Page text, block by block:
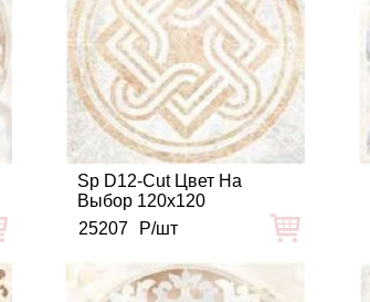
Sp D12-Cut Цвет На
Выбор 120x120
25207
Р/шт